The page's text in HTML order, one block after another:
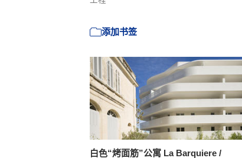
添加书签
白色“烤面筋”公寓 La Barquiere /